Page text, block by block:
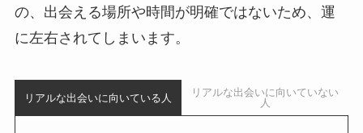
の、出会える場所や時間が明確ではないため、運
に左右されてしまいます。
リアルな出会いに向いている人
リアルな出会いに向いていない
人